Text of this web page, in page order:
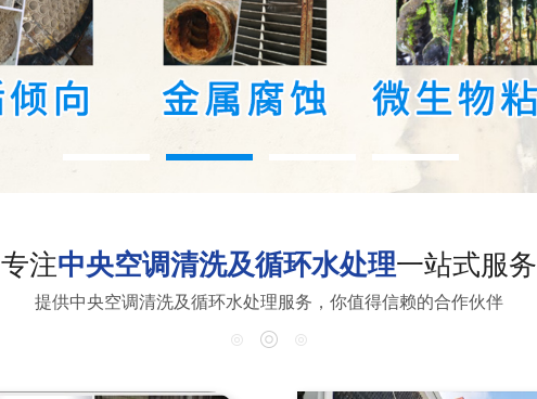
专注中央空调清洗及循环水处理一站式服务
提供中央空调清洗及循环水处理服务，你值得信赖的合作伙伴